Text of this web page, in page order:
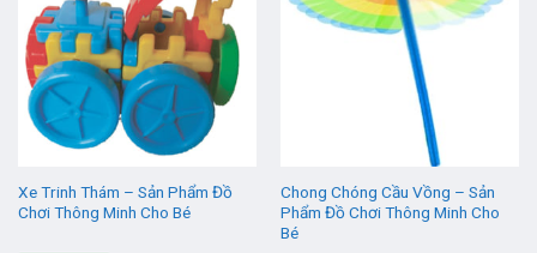
Xe Trinh Thám – Sản Phẩm Đồ
Chơi Thông Minh Cho Bé
Chong Chóng Cầu Vồng – Sản
Phẩm Đồ Chơi Thông Minh Cho
Bé